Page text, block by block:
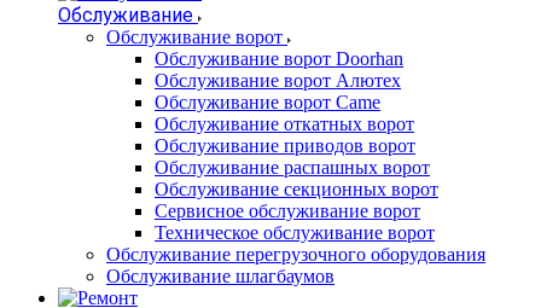
Обслуживание
Обслуживание ворот
Обслуживание ворот Doorhan
Обслуживание ворот Алютех
Обслуживание ворот Сame
Обслуживание откатных ворот
Обслуживание приводов ворот
Обслуживание распашных ворот
Обслуживание секционных ворот
Сервисное обслуживание ворот
Техническое обслуживание ворот
Обслуживание перегрузочного оборудования
Обслуживание шлагбаумов